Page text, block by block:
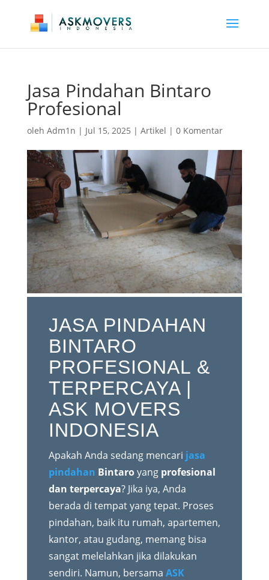
Jasa Pindahan Bintaro
Profesional
oleh Adm1n | Jul 15, 2025 | Artikel | 0 Komentar
JASA PINDAHAN
BINTARO
PROFESIONAL &
TERPERCAYA |
ASK MOVERS
INDONESIA
Apakah Anda sedang mencari jasa
pindahan Bintaroyang profesional
dan terpercaya? Jika iya, Anda
berada di tempat yang tepat. Proses
pindahan, baik itu rumah, apartemen,
kantor, atau gudang, memang bisa
sangat melelahkan jika dilakukan
sendiri. Namun, bersama ASK